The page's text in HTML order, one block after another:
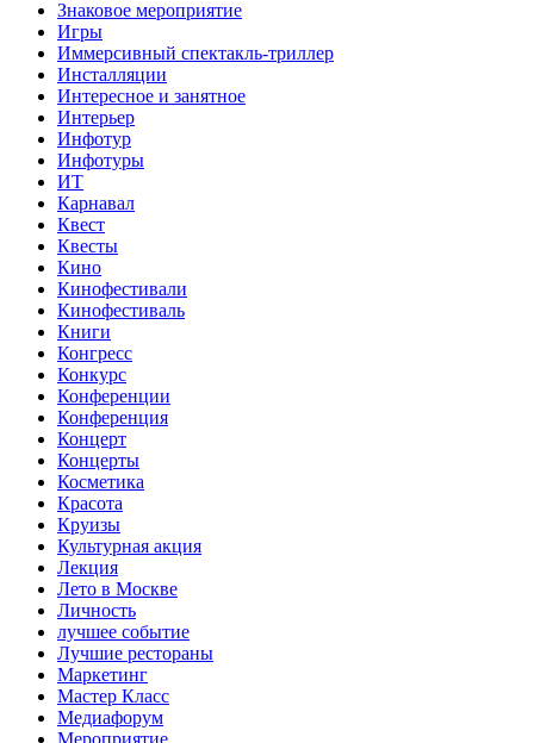
Знаковое мероприятие
Игры
Иммерсивный спектакль-триллер
Инсталляции
Интересное и занятное
Интерьер
Инфотур
Инфотуры
ИТ
Карнавал
Квест
Квесты
Кино
Кинофестивали
Кинофестиваль
Книги
Конгресс
Конкурс
Конференции
Конференция
Концерт
Концерты
Косметика
Красота
Круизы
Культурная акция
Лекция
Лето в Москве
Личность
лучшее событие
Лучшие рестораны
Маркетинг
Мастер Класс
Медиафорум
Мероприятие